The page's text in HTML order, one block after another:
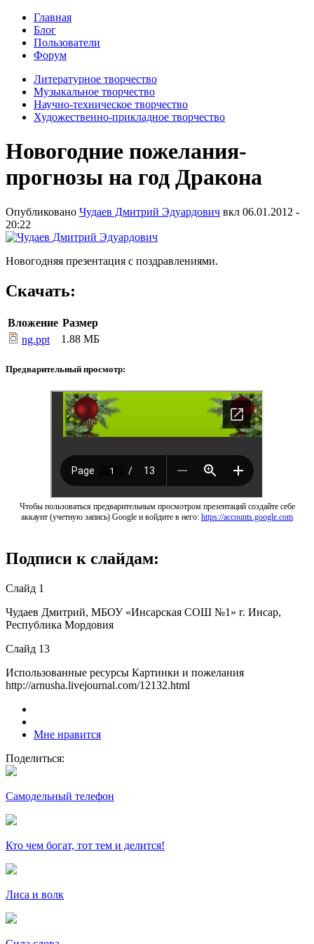
Главная
Блог
Пользователи
Форум
Литературное творчество
Музыкальное творчество
Научно-техническое творчество
Художественно-прикладное творчество
Новогодние пожелания-
прогнозы на год Дракона
Опубликовано Чудаев Дмитрий Эдуардович вкл 06.01.2012 -
20:22
Новогодняя презентация с поздравлениями.
Скачать:
Вложение Размер
ng.ppt
1.88 МБ
Предварительный просмотр:
Чтобы пользоваться предварительным просмотром презентаций создайте себе
аккаунт (учетную запись) Google и войдите в него: https://accounts.google.com
Подписи к слайдам:
Слайд 1
Чудаев Дмитрий, МБОУ «Инсарская СОШ №1» г. Инсар,
Республика Мордовия
Слайд 13
Использованные ресурсы Картинки и пожелания
http://arnusha.livejournal.com/12132.html
Мне нравится
Поделиться:
Самодельный телефон
Кто чем богат, тот тем и делится!
Лиса и волк